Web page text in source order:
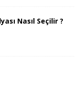
Nasıl Seçilir ?